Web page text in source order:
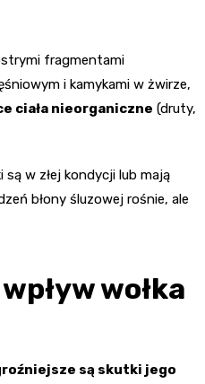
fragmentami
i kamykami w żwirze,
ciała nieorganiczne (druty,
w złej kondycji lub mają
błony śluzowej rośnie, ale
wołka
są skutki jego